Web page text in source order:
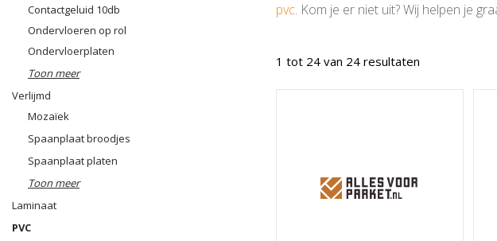
Contactgeluid 10db
Ondervloeren op rol
Ondervloerplaten
Toon meer
Verlijmd
Mozaïek
Spaanplaat broodjes
Spaanplaat platen
Toon meer
Laminaat
PVC
pvc. Kom je er niet uit? Wij helpen je
1 tot 24 van 24 resultaten